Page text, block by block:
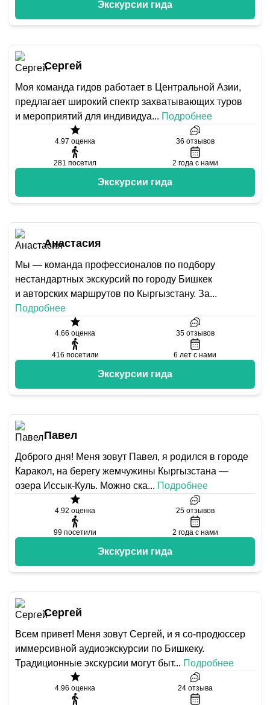
Экскурсии гида
Сергей
Моя команда гидов работает в Центральной Азии,
предлагает широкий спектр захватывающих туров
и мероприятий для индивидуа... Подробнее
4.97 оценка 36 отзывов
281 посетил 2 года с нами
Экскурсии гида
Анастасия
Мы — команда профессионалов по подбору
нестандартных экскурсий по городу Бишкек
и авторских маршрутов по Кыргызстану. За...
Подробнее
4.66 оценка 35 отзывов
416 посетили 6 лет с нами
Экскурсии гида
Павел
Доброго дня! Меня зовут Павел, я родился в городе
Каракол, на берегу жемчужины Кыргызстана —
озера Иссык-Куль. Можно ска... Подробнее
4.92 оценка 25 отзывов
99 посетили 2 года с нами
Экскурсии гида
Сергей
Всем привет! Меня зовут Сергей, и я со-продюссер
иммерсивной аудиоэкскурсии по Бишкеку.
Традиционные экскурсии могут быт... Подробнее
4.96 оценка 24 отзыва